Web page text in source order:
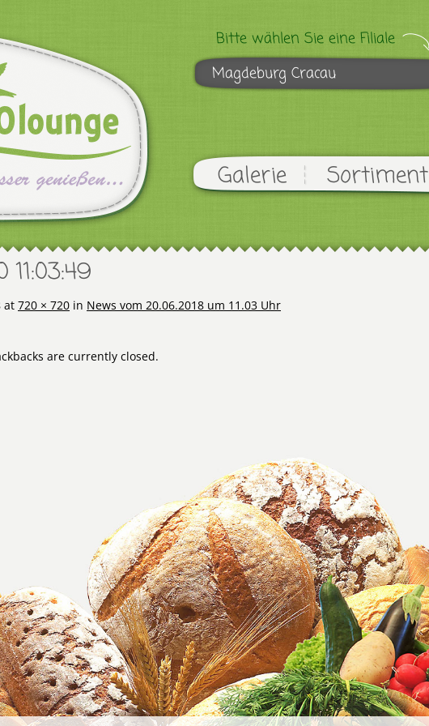
Bitte wählen Sie eine Filiale
Magdeburg Cracau
Galerie Sortiment
at 720 × 720 in News vom 20.06.2018 um 11.03 Uhr
are currently closed.